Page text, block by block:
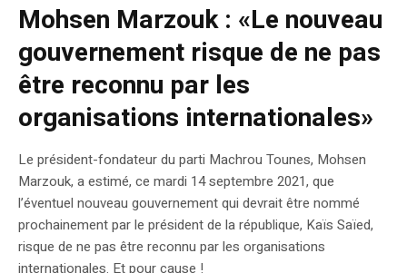
Mohsen Marzouk : «Le nouveau
gouvernement risque de ne pas
être reconnu par les
organisations internationales»
Le président-fondateur du parti Machrou Tounes, Mohsen
Marzouk, a estimé, ce mardi 14 septembre 2021, que
l’éventuel nouveau gouvernement qui devrait être nommé
prochainement par le président de la république, Kaïs Saïed,
risque de ne pas être reconnu par les organisations
internationales. Et pour cause !